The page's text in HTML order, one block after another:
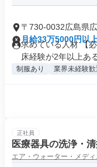
〒730-0032広島県
月給33万5000円以上
求めている人材 【
床経験が2年以上あ
制服あり 業界未経験歓
正社員
医療器具の洗浄・
エア・ウォーター・メデ